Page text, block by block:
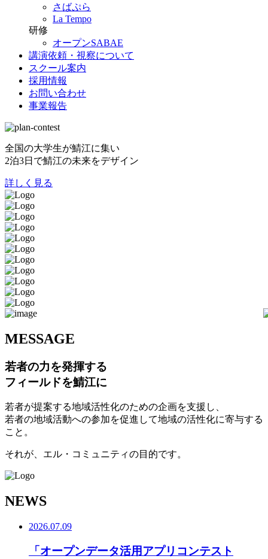
さばぷら
La Tempo
研修
オープンSABAE
講演依頼・視察について
スクール案内
採用情報
お問い合わせ
事業報告
全国の大学生が鯖江に集い
2泊3日で鯖江の未来をデザイン
詳しく見る
MESSAGE
若者の力を発揮する
フィールドを鯖江に
若者が提案する地域活性化のための企画を支援し、
若者の地域活動への参加を促進して地域の活性化に寄与する
こと。
それが、エル・コミュニティの目的です。
NEWS
2026.07.09
「オープンデータ活用アプリコンテスト